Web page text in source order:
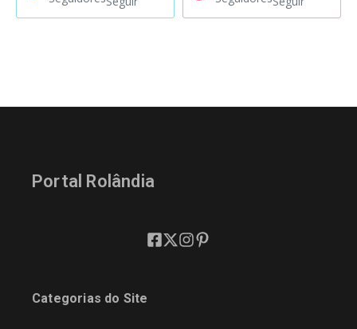
Portal Rolândia
Categorias do Site